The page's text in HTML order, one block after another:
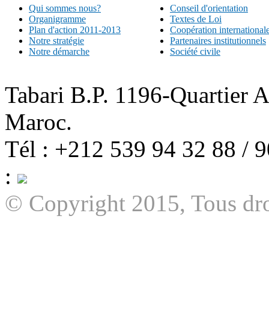
Qui sommes nous?
Organigramme
Plan d'action 2011-2013
Notre stratégie
Notre démarche
Conseil d'orientation
Textes de Loi
Coopération
Partenaires institutionnels
Société civile
Tabari B.P. 1196-Quartier
Maroc.
Tél : +212 539 94 32 88 /
:
© Copyright 2015, Tous